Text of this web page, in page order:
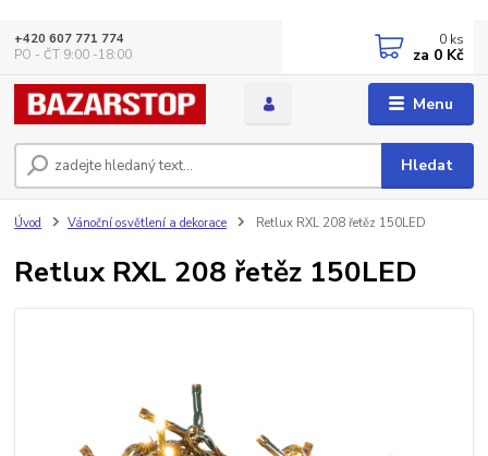
Menu
Hledat
+420 607 771 774
PO - ČT 9:00 -18:00
0 ks
za 0 Kč
Úvod Vánoční osvětlení a dekorace Retlux RXL 208 řetěz 150LED
Retlux RXL 208 řetěz 150LED